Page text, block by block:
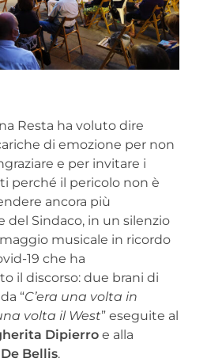
Resta ha voluto dire
di emozione per non
e per invitare i
perché il pericolo non è
ancora più
del Sindaco, in un silenzio
musicale in ricordo
19 che ha
il discorso: due brani di
“C’era una volta in
volta il West” eseguite al
Dipierro e alla
Bellis.